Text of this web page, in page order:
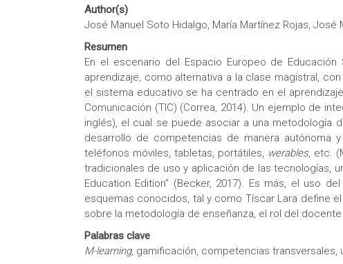
Author(s)
José Manuel Soto Hidalgo, María Martínez Rojas, José
Resumen
En el escenario del Espacio Europeo de
aprendizaje, como alternativa a la clase magistral,
el sistema educativo se ha centrado en el
Comunicación (TIC) (Correa, 2014). Un ejemplo de
inglés), el cual se puede asociar a una metodología
desarrollo de competencias de manera autónoma
teléfonos móviles, tabletas, portátiles, werables, etc.
tradicionales de uso y aplicación de las tecnologías,
Education Edition” (Becker, 2017). Es más, el uso
esquemas conocidos, tal y como Tíscar Lara define
sobre la metodología de enseñanza, el rol del
Palabras clave
M-learning, gamificación, competencias transversales,